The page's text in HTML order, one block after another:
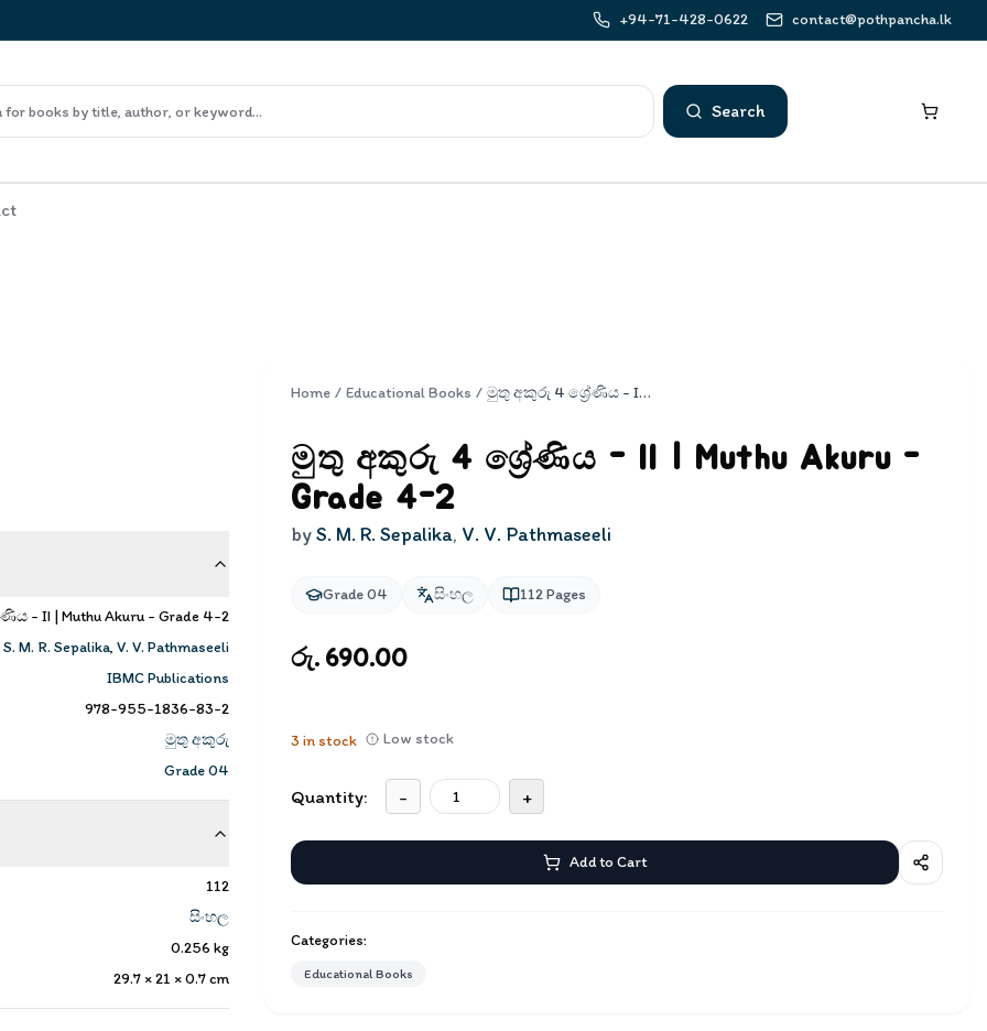
+94-71-428-0622 contact@pothpancha.lk
Search
- II | Muthu Akuru - Grade 4-2
S. M. R. Sepalika, V. V. Pathmaseeli
IBMC Publications
978-955-1836-83-2
මුතු අකුරු
Grade 04
112
සිංහල
0.256 kg
29.7 × 21 × 0.7cm
Home / Educational Books / මුතු අකුරු 4 ශ්‍රේණිය - II | Muthu Akuru - Grade 4-2
මුතු අකුරු 4 ශ්‍රේණිය - II | Muthu Akuru -
Grade 4-2
byS. M. R. Sepalika, V. V. Pathmaseeli
Grade 04 සිංහල 112Pages
රු. 690.00
3 in stock Low stock
Quantity: - +
Add to Cart
Categories:
Educational Books